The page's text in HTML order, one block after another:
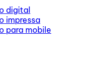
digital
impressa
para mobile